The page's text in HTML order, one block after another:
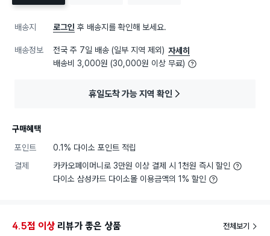
배송지 로그인 후 배송지를 확인해 보세요.
배송정보 전국 주 7일 배송 (일부 지역 제외) 자세히
배송비 3,000원 (30,000원 이상 무료)
휴일도착 가능 지역 확인
구매혜택
포인트
0.1% 다이소 포인트 적립
결제
카카오페이머니로 3만원 이상 결제 시 1천원 즉시 할인
다이소 삼성카드 다이소몰 이용금액의 1% 할인
4.5점 이상 리뷰가 좋은 상품 전체보기